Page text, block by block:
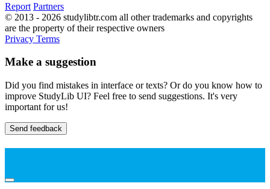
Report Partners
© 2013 - 2026 studylibtr.com all other trademarks and copyrights
are the property of their respective owners
Privacy Terms
Make a suggestion
Did you find mistakes in interface or texts? Or do you know how to
improve StudyLib UI? Feel free to send suggestions. It's very
important for us!
Send feedback